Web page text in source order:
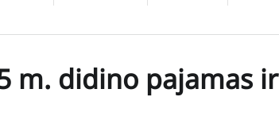
m. didino pajamas ir